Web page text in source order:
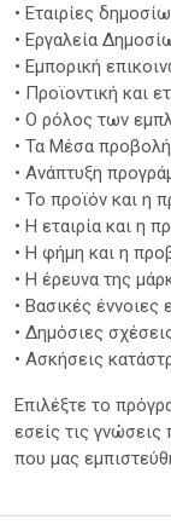
• Εταιρίες
• Εργαλεία
• Εμπορική
• Προϊοντική και
• Ο ρόλος των
• Τα Μέσα
• Ανάπτυξη
• Το προϊόν και η
• Η εταιρία και η
• Η φήμη και η
• Η έρευνα της
• Βασικές
• Δημόσιες
• Ασκήσεις
Επιλέξτε το
εσείς τις
που μας